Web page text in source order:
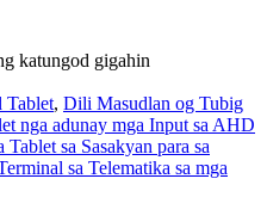
katungod gigahin
Tablet, Dili Masudlan og Tubig
nga adunay mga Input sa AHD
sa Sasakyan para sa
sa Telematika sa mga